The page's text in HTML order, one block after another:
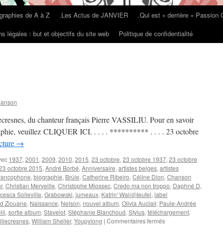
de A à Z .Les Actus de JANVIER .Qui est « derrière » Passion
légales : but et objectifs du site web Politique de confidentialité
du chanteur français Pierre VASSILIU. Pour en savoir
veuillez CLIQUER ICI. . . . . ********** . . . . 23 octobre
→
1937, 2001 , 2009, 2010, 2015, 23 octobre, 23 octobre 1937, 23 octobre
octobre 2015, André Borbé, Anniversaire, artistes belges, artistes
, biographie, Brûle, Catherine Ribeiro, Céline Dion, Chanson
, Christian Merveille, Christophe Miossec, Credo ma non troppo, Daphné D,
Solleville, Grabowski, jumeaux, Katrin' Wal(d)teufel, label
Ziouane, Naissance, Nelson, nouvel album, Olivia Auclair, Paule-Andrée
, sortie album, Stavelot, Stéphanie Blanchoud, Stylus, téléchargement,
, William Sheller, Youpylong | Commentaires ferméssur